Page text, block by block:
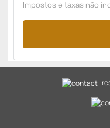
Impostos e taxas não